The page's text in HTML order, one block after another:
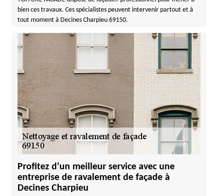
bien ces travaux. Ces spécialistes peuvent intervenir partout et à
tout moment à Decines Charpieu 69150.
Profitez d’un meilleur service avec une
entreprise de ravalement de façade à
Decines Charpieu